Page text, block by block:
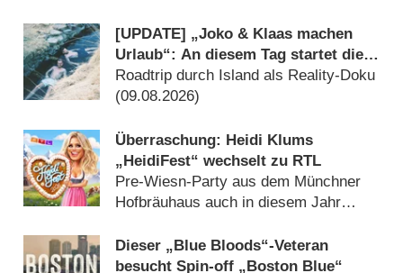
[UPDATE] „Joko & Klaas machen
Urlaub“: An diesem Tag startet die
neue Sendung des Entertainer-Duos
Roadtrip durch Island als Reality-Doku
(09.08.2026)
Überraschung: Heidi Klums
„HeidiFest“ wechselt zu RTL
Pre-Wiesn-Party aus dem Münchner
Hofbräuhaus auch in diesem Jahr
Dieser „Blue Bloods“-Veteran
besucht Spin-off „Boston Blue“